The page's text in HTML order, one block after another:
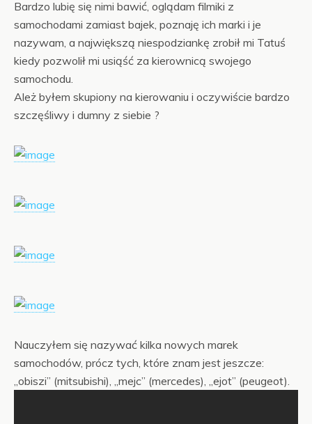
Bardzo lubię się nimi bawić, oglądam filmiki z
samochodami zamiast bajek, poznaję ich marki i je
nazywam, a największą niespodziankę zrobił mi Tatuś
kiedy pozwolił mi usiąść za kierownicą swojego
samochodu.
Ależ byłem skupiony na kierowaniu i oczywiście bardzo
szczęśliwy i dumny z siebie ?
Nauczyłem się nazywać kilka nowych marek
samochodów, prócz tych, które znam jest jeszcze:
„obiszi” (mitsubishi), „mejc” (mercedes), „ejot” (peugeot).